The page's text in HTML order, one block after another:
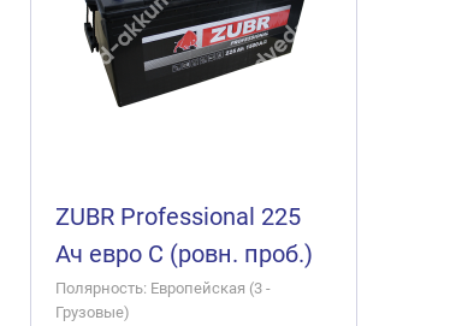
ZUBR Professional 225
Ач евро C (ровн. проб.)
Полярность: Европейская (3 -
Грузовые)